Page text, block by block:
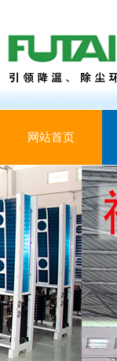
网站首页